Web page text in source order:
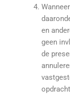
en
geen
de